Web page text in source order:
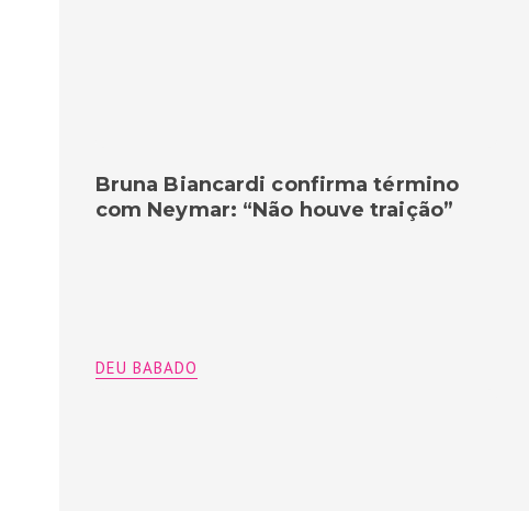
Bruna Biancardi confirma término
com Neymar: “Não houve traição”
DEU BABADO